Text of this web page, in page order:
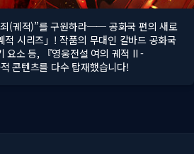
(궤적)”를 구원하라── 공화국 편의 새로
적 시리즈」! 작품의 무대인 칼바드 공화국
요소 등, 『영웅전설 여의 궤적 II -
콘텐츠를 다수 탑재했습니다!